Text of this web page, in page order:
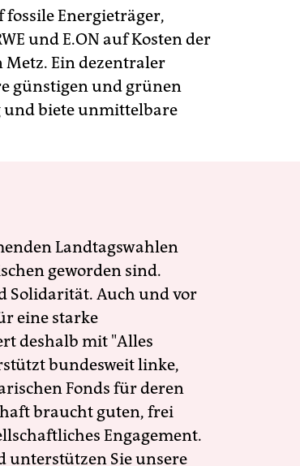
Energieträger,
und E.ON auf Kosten der
Metz. Ein dezentraler
günstigen und grünen
und biete unmittelbare
Landtagswahlen
geworden sind.
Solidarität. Auch und vor
eine starke
deshalb mit "Alles
bundesweit linke,
Fonds für deren
braucht guten, frei
Engagement.
unterstützen Sie unsere